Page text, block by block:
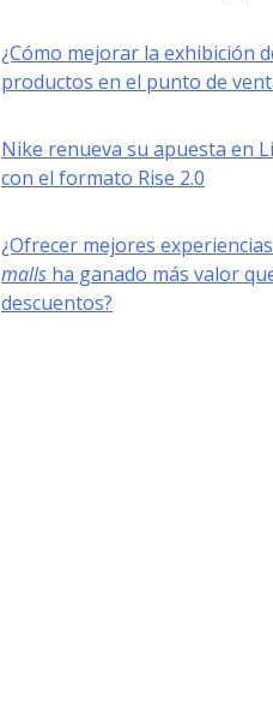
¿Cómo mejorar la exhibición
productos en el punto de
Nike renueva su apuesta en
con el formato Rise 2.0
¿Ofrecer mejores
malls ha ganado más valor
descuentos?